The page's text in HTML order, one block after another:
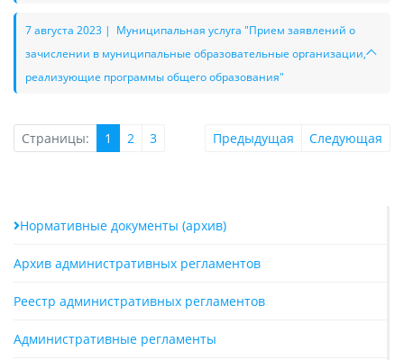
Нормативные документы (архив)
Архив административных регламентов
Реестр административных регламентов
Административные регламенты
7 августа 2023 | Муниципальная услуга "Прием заявлений о
зачислении в муниципальные образовательные организации,
реализующие программы общего образования"
Страницы: 1 2 3 Предыдущая Следующая